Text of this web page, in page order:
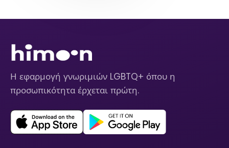
Η εφαρμογή γνωριμιών LGBTQ+ όπου η
προσωπικότητα έρχεται πρώτη.